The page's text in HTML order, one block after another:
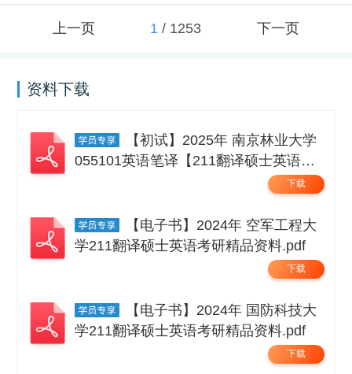
上一页 1 / 1253 下一页
资料下载
【初试】2025年 南京林业大学
055101英语笔译【211翻译硕士英语】
下载
【电子书】2024年 空军工程大
学211翻译硕士英语考研精品资料.pdf
下载
【电子书】2024年 国防科技大
学211翻译硕士英语考研精品资料.pdf
下载